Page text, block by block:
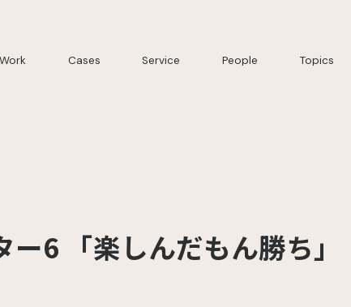
Work Cases Service People Topics
6 「楽しんだもん勝ち」